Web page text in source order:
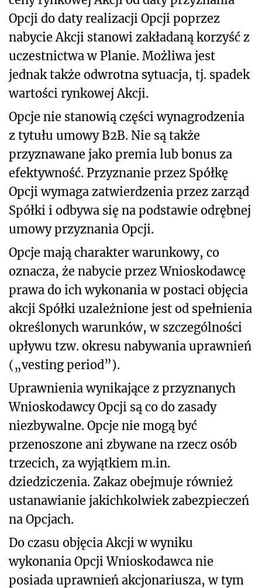
Opcji do daty realizacji Opcji poprzez
nabycie Akcji stanowi zakładaną korzyść z
uczestnictwa w Planie. Możliwa jest
jednak także odwrotna sytuacja, tj. spadek
wartości rynkowej Akcji.
Opcje nie stanowią części wynagrodzenia
z tytułu umowy B2B. Nie są także
przyznawane jako premia lub bonus za
efektywność. Przyznanie przez Spółkę
Opcji wymaga zatwierdzenia przez zarząd
Spółki i odbywa się na podstawie odrębnej
umowy przyznania Opcji.
Opcje mają charakter warunkowy, co
oznacza, że nabycie przez Wnioskodawcę
prawa do ich wykonania w postaci objęcia
akcji Spółki uzależnione jest od spełnienia
określonych warunków, w szczególności
upływu tzw. okresu nabywania uprawnień
(„vesting period”).
Uprawnienia wynikające z przyznanych
Wnioskodawcy Opcji są co do zasady
niezbywalne. Opcje nie mogą być
przenoszone ani zbywane na rzecz osób
trzecich, za wyjątkiem m.in.
dziedziczenia. Zakaz obejmuje również
ustanawianie jakichkolwiek zabezpieczeń
na Opcjach.
Do czasu objęcia Akcji w wyniku
wykonania Opcji Wnioskodawca nie
posiada uprawnień akcjonariusza, w tym